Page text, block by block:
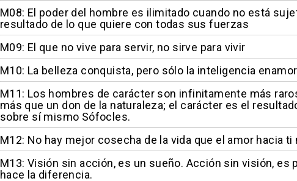
M08: El poder del hombre es ilimitado cuando no está
resultado de lo que quiere con todas sus fuerzas
M09: El que no vive para servir, no sirve para vivir
M10: La belleza conquista, pero sólo la inteligencia
M11: Los hombres de carácter son infinitamente más
más que un don de la naturaleza; el carácter es el
sobre sí mismo Sófocles.
M12: No hay mejor cosecha de la vida que el amor hacia
M13: Visión sin acción, es un sueño. Acción sin visión, es
hace la diferencia.